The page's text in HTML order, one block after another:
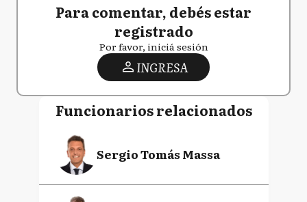
Para comentar, debés estar
registrado
Por favor, iniciá sesión
INGRESA
Funcionarios relacionados
Sergio Tomás Massa